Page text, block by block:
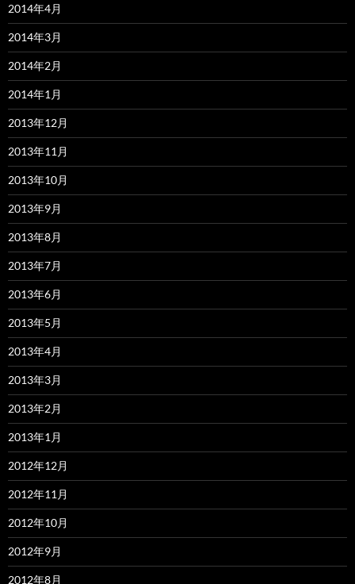
2014年4月
2014年3月
2014年2月
2014年1月
2013年12月
2013年11月
2013年10月
2013年9月
2013年8月
2013年7月
2013年6月
2013年5月
2013年4月
2013年3月
2013年2月
2013年1月
2012年12月
2012年11月
2012年10月
2012年9月
2012年8月